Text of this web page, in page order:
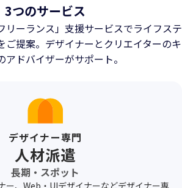
3つのサービス
リーランス」支援サービスでライフステ
提案。 デザイナーとクリエイターのキ
ドバイザーがサポート。
デザイナー専門
人材派遣
長期・スポット